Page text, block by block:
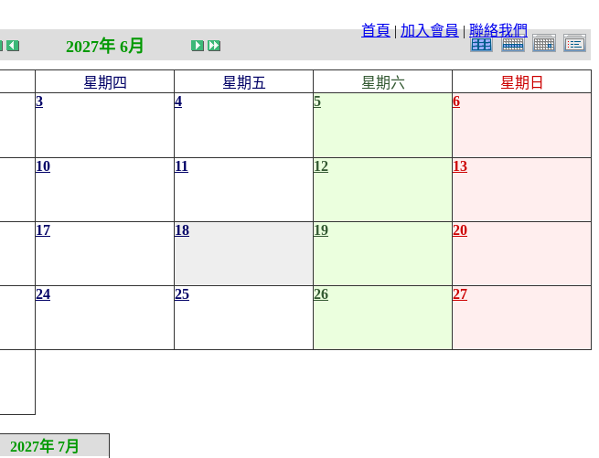
首頁|加入會員|聯絡我們
2027年 6月
星期四 星期五 星期六
星期日
3 4 5 6
10 11 12 13
17 18 19 20
24 25 26 27
2027年 7月